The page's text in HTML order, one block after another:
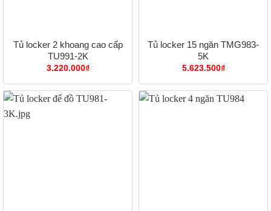
Tủ locker 2 khoang cao cấp
TU991-2K
3.220.000₫
Tủ locker 15 ngăn TMG983-
5K
5.623.500₫